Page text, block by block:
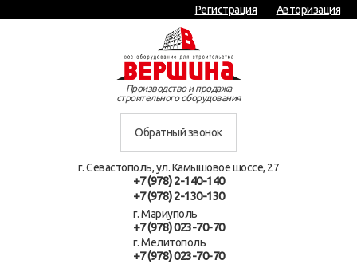
Регистрация Авторизация
Производство и продажа
строительного оборудования
Обратный звонок
г. Севастополь, ул. Камышовое шоссе, 27
+7 (978) 2-140-140
+7 (978) 2-130-130
г. Мариуполь
+7 (978) 023-70-70
г. Мелитополь
+7 (978) 023-70-70